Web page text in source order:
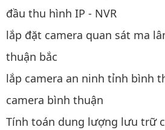
đầu thu hình IP - NVR
lắp đặt camera quan sát ma
thuận bắc
lắp camera an ninh tỉnh bình
camera bình thuận
Tính toán dung lượng lưu trữ